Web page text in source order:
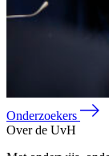
Onderzoekers
Over de UvH